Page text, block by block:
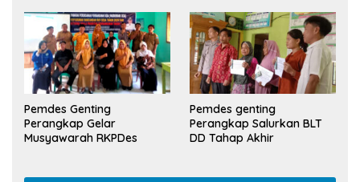
Pemdes Genting
Perangkap Gelar
Musyawarah RKPDes
Pemdes genting
Perangkap Salurkan BLT
DD Tahap Akhir